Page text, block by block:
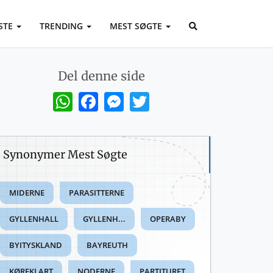
TRENDING MEST SØGTE
Del denne side
WhatsAppFacebookMessenger
Synonymer Mest Søgte
MIDERNE PARASITTERNE
GYLLENHALL GYLLENH... OPERABY
BYITYSKLAND BAYREUTH